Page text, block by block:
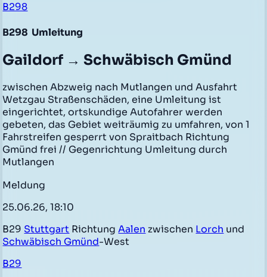
B298
B298 Umleitung
Gaildorf → Schwäbisch Gmünd
zwischen Abzweig nach Mutlangen und Ausfahrt
Wetzgau Straßenschäden, eine Umleitung ist
eingerichtet, ortskundige Autofahrer werden
gebeten, das Gebiet weiträumig zu umfahren, von 1
Fahrstreifen gesperrt von Spraitbach Richtung
Gmünd frei // Gegenrichtung Umleitung durch
Mutlangen
Meldung
25.06.26, 18:10
B29 Stuttgart RichtungAalen zwischen Lorch und
Schwäbisch Gmünd-West
B29